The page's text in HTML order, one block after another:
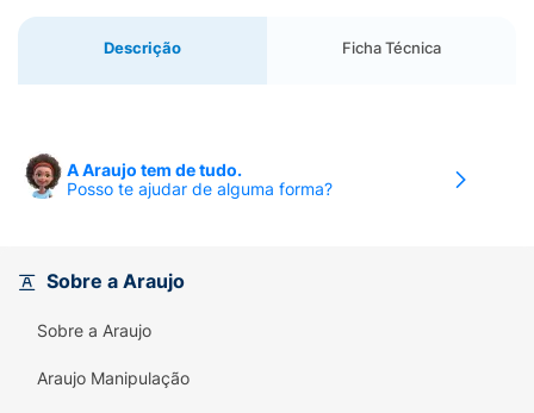
Descrição Ficha Técnica
A Araujo tem de tudo.
Posso te ajudar de alguma forma?
Sobre a Araujo
Sobre a Araujo
Araujo Manipulação